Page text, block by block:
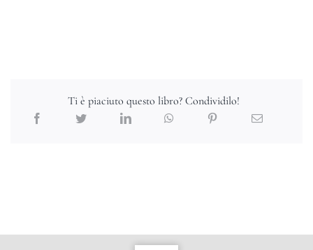
Ti è piaciuto questo libro? Condividilo!